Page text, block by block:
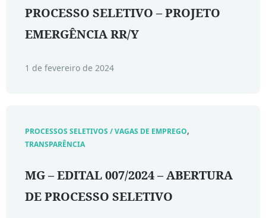
PROCESSO SELETIVO – PROJETO
EMERGÊNCIA RR/Y
1 de fevereiro de 2024
PROCESSOS SELETIVOS / VAGAS DE EMPREGO,
TRANSPARÊNCIA
MG – EDITAL 007/2024 – ABERTURA
DE PROCESSO SELETIVO